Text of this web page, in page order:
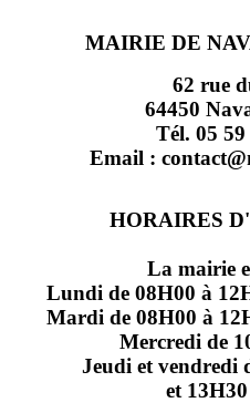
MAIRIE DE
62 rue
64450
Tél. 05
Email :
HORAIRES
La mairie
Lundi de 08H00 à
Mardi de 08H00 à
Mercredi de
Jeudi et vendredi
et